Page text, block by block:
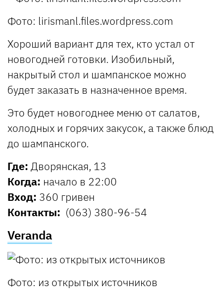
Фото: lirismanl.files.wordpress.com
Хороший вариант для тех, кто устал от
новогодней готовки. Изобильный,
накрытый стол и шампанское можно
будет заказать в назначенное время.
Это будет новогоднее меню от салатов,
холодных и горячих закусок, а также блюд
до шампанского.
Где: Дворянская, 13
Когда: начало в 22:00
Вход: 360 гривен
Контакты: (063) 380-96-54
Veranda
Фото: из открытых источников